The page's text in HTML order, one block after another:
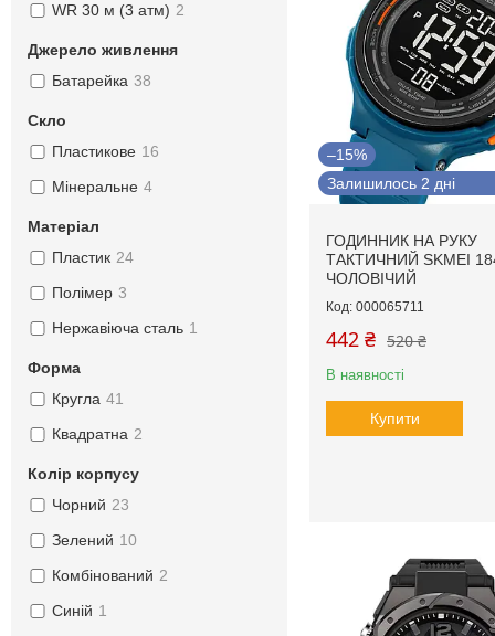
–15%
Залишилось 2 дні
ГОДИННИК НА РУКУ
ТАКТИЧНИЙ SKMEI
ЧОЛОВІЧИЙ
000065711
520 ₴
442 ₴
В наявності
Купити
WR 30 м (3 атм) 2
Джерело живлення
Батарейка 38
Скло
Пластикове 16
Мінеральне 4
Матеріал
Пластик 24
Полімер 3
Нержавіюча сталь 1
Форма
Кругла 41
Квадратна 2
Колір корпусу
Чорний 23
Зелений 10
Комбінований 2
Синій 1